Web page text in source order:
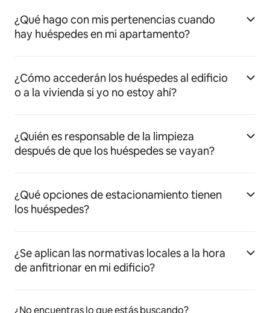
¿Qué hago con mis pertenencias cuando
hay huéspedes en mi apartamento?
¿Cómo accederán los huéspedes al edificio
o a la vivienda si yo no estoy ahí?
¿Quién es responsable de la limpieza
después de que los huéspedes se vayan?
¿Qué opciones de estacionamiento tienen
los huéspedes?
¿Se aplican las normativas locales a la hora
de anfitrionar en mi edificio?
¿No encuentras lo que estás buscando?